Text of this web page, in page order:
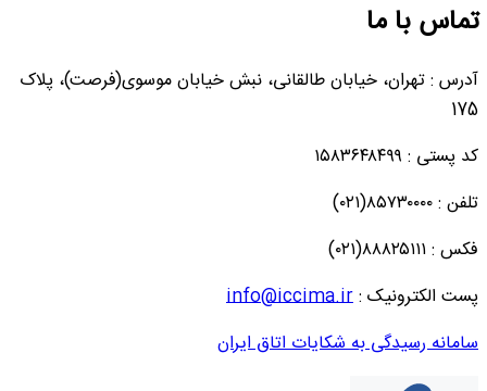
تماس با ما
آدرس : تهران، خیابان طالقانی، نبش خیابان موسوی(فرصت)، پلاک
175
کد پستی : ۱۵۸۳۶۴۸۴۹۹
تلفن : ۸۵۷۳۰۰۰۰(۰۲۱)
فکس : ۸۸۸۲۵۱۱۱(۰۲۱)
پست الکترونیک :info@iccima.ir
سامانه رسیدگی به شکایات اتاق ایران